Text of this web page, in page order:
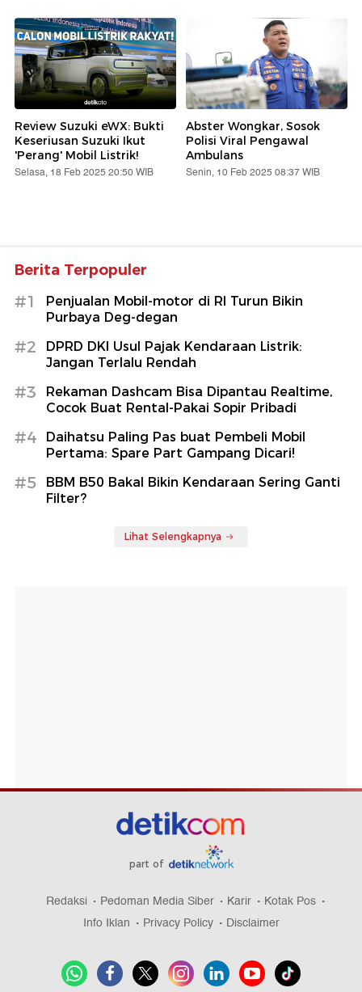
Review Suzuki eWX: Bukti
Keseriusan Suzuki Ikut
'Perang' Mobil Listrik!
Selasa, 18 Feb 2025 20:50 WIB
Abster Wongkar, Sosok
Polisi Viral Pengawal
Ambulans
Senin, 10 Feb 2025 08:37 WIB
Berita Terpopuler
#1
Penjualan Mobil-motor di RI Turun Bikin
Purbaya Deg-degan
#2
DPRD DKI Usul Pajak Kendaraan Listrik:
Jangan Terlalu Rendah
#3
Rekaman Dashcam Bisa Dipantau Realtime,
Cocok Buat Rental-Pakai Sopir Pribadi
#4
Daihatsu Paling Pas buat Pembeli Mobil
Pertama: Spare Part Gampang Dicari!
#5
BBM B50 Bakal Bikin Kendaraan Sering Ganti
Filter?
Lihat Selengkapnya
part of
Redaksi Pedoman Media Siber Karir
Kotak Pos
Info Iklan
Privacy Policy Disclaimer